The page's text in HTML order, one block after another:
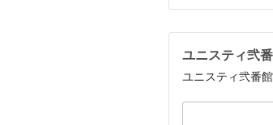
ユニスティ弐
ユニスティ弐番